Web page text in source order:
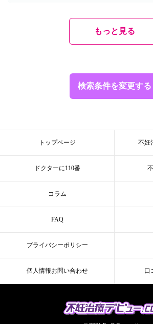
検索条件を変更する
もっと見る
トップページ 不妊
ドクターに110番
コラム
FAQ
プライバシーポリシー
個人情報お問い合わせ 口